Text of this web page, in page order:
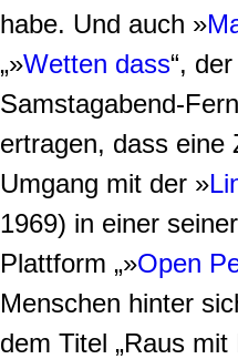
habe. Und auch »
„»Wetten dass“,
Samstagabend-
ertragen, dass eine
Umgang mit der »
1969) in einer
Plattform „»Open
Menschen hinter
dem Titel „Raus